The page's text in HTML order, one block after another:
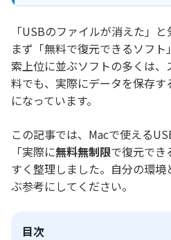
「USBのファイルが消えた」
まず「無料で復元できるソフ
索上位に並ぶソフトの多くは
料でも、実際にデータを保存
になっています。
この記事では、Macで使える
「実際に無料無制限で復元でき
すく整理しました。自分の環
ぶ参考にしてください。
目次